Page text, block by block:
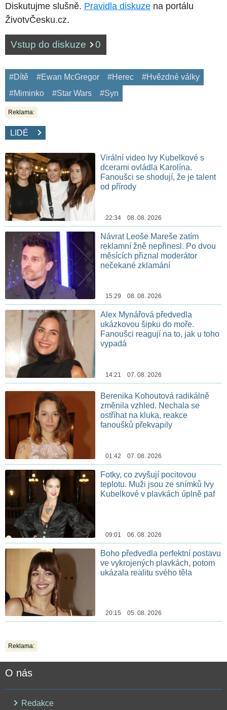
Diskutujme slušně. Pravidla diskuze na portálu
ŽivotvČesku.cz.
Vstup do diskuze 0
#Dítě #Ewan McGregor #Herec
#Hvězdné války
#Miminko
#Star Wars #Syn
Reklama:
LIDÉ
Virální video Ivy Kubelkové s
dcerami ovládla Karolína.
Fanoušci se shodují, že je talent
od přírody
22:34 08. 08. 2026
Návrat Leoše Mareše zatím
reklamní žně nepřinesl. Po dvou
měsících přiznal moderátor
nečekané zklamání
15:29 08. 08. 2026
Alex Mynářová předvedla
ukázkovou šipku do moře.
Fanoušci reagují na to, jak u toho
vypadá
14:21 07. 08. 2026
Berenika Kohoutová radikálně
změnila vzhled. Nechala se
ostříhat na kluka, reakce
fanoušků překvapily
01:42 07. 08. 2026
Fotky, co zvyšují pocitovou
teplotu. Muži jsou ze snímků Ivy
Kubelkové v plavkách úplně paf
09:01 06. 08. 2026
Boho předvedla perfektní postavu
ve vykrojených plavkách, potom
ukázala realitu svého těla
20:15 05. 08. 2026
Reklama:
O nás
Redakce